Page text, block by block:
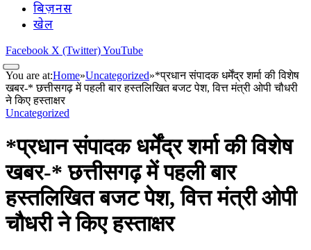
बिज़नस
खेल
Facebook X (Twitter)YouTube
You are at:Home»Uncategorized»*प्रधान संपादक धर्मेंद्र शर्मा की विशेष
खबर-* छत्तीसगढ़ में पहली बार हस्तलिखित बजट पेश, वित्त मंत्री ओपी चौधरी
ने किए हस्ताक्षर
Uncategorized
*प्रधान संपादक धर्मेंद्र शर्मा की विशेष
खबर-* छत्तीसगढ़ में पहली बार
हस्तलिखित बजट पेश, वित्त मंत्री ओपी
चौधरी ने किए हस्ताक्षर